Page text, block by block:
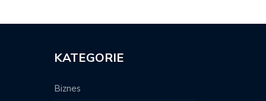
KATEGORIE
Biznes